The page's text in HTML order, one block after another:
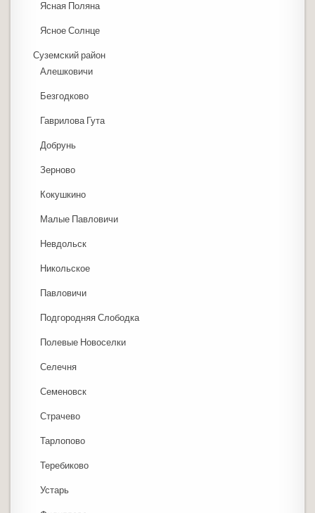
Ясная Поляна
Ясное Солнце
Суземский район
Алешковичи
Безгодково
Гаврилова Гута
Добрунь
Зерново
Кокушкино
Малые Павловичи
Невдольск
Никольское
Павловичи
Подгородняя Слободка
Полевые Новоселки
Селечня
Семеновск
Страчево
Тарлопово
Теребиково
Устарь